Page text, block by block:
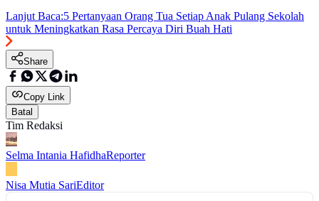
Lanjut Baca:5 Pertanyaan Orang Tua Setiap Anak Pulang Sekolah
untuk Meningkatkan Rasa Percaya Diri Buah Hati
Share
Copy Link
Batal
Tim Redaksi
Selma Intania HafidhaReporter
Nisa Mutia SariEditor